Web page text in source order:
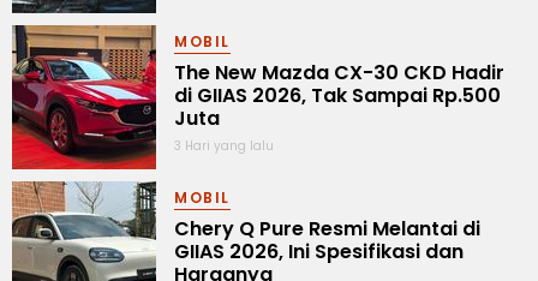
MOBIL
The New Mazda CX-30 CKD Hadir
di GIIAS 2026, Tak Sampai Rp.500
Juta
3 Hari yang lalu
MOBIL
Chery Q Pure Resmi Melantai di
GIIAS 2026, Ini Spesifikasi dan
Harganya